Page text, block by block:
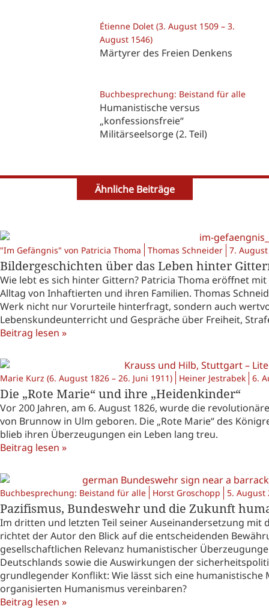
Étienne Dolet (3. August 1509 – 3.
August 1546)
Märtyrer des Freien Denkens
Buchbesprechung: Beistand für alle
Humanistische versus
„konfessionsfreie“
Militärseelsorge (2. Teil)
Ähnliche Beiträge
"Im Gefängnis" von Patricia Thoma Thomas Schneider 7.
Bildergeschichten über das Leben hinter
Wie lebt es sich hinter Gittern? Patricia Thoma eröffnet
Alltag von Inhaftierten und ihren Familien. Thomas
Werk nicht nur Vorurteile hinterfragt, sondern auch
Lebenskundeunterricht und Gespräche über Freiheit,
Beitrag lesen »
Marie Kurz (6. August 1826 – 26. Juni 1911) Heiner Jestrabek 6.
Die „Rote Marie“ und ihre „Heidenkinder“
Vor 200 Jahren, am 6. August 1826, wurde die
von Brunnow in Ulm geboren. Die „Rote Marie“ des
blieb ihren Überzeugungen ein Leben lang treu.
Beitrag lesen »
Buchbesprechung: Beistand für alle Horst Groschopp 5. August
Pazifismus, Bundeswehr und die Zukunft
Im dritten und letzten Teil seiner Auseinandersetzung
richtet der Autor den Blick auf die entscheidenden
gesellschaftlichen Relevanz humanistischer
Deutschlands sowie die Auswirkungen der
grundlegender Konflikt: Wie lässt sich eine
organisierten Humanismus vereinbaren?
Beitrag lesen »